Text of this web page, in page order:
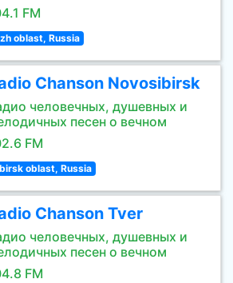
FM
oblast, Russia
Chanson Novosibirsk
человечных, душевных и
песен о вечном
FM
oblast, Russia
Chanson Tver
человечных, душевных и
песен о вечном
FM